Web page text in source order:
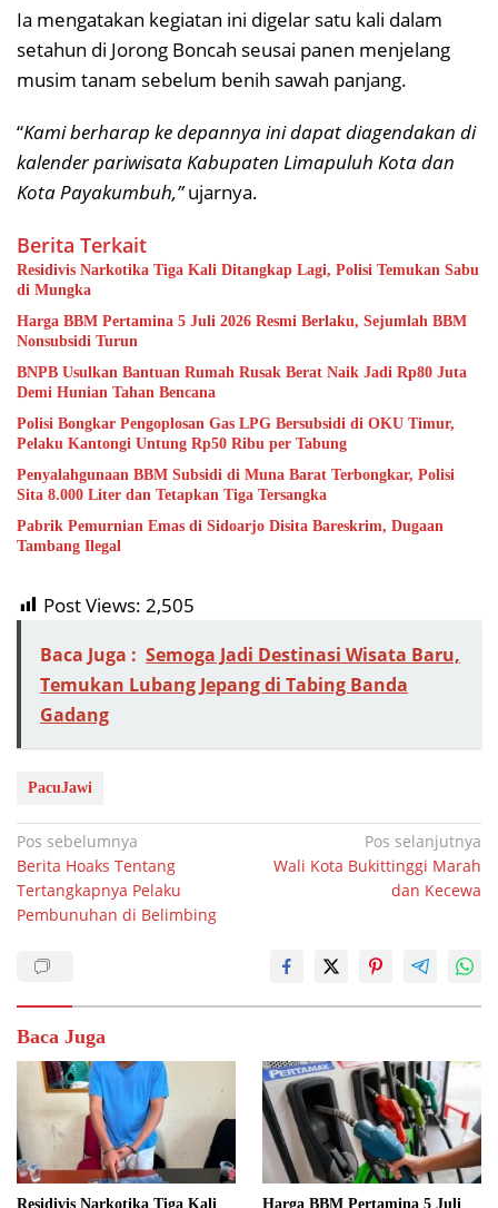
Ia mengatakan kegiatan ini digelar satu kali dalam
setahun di Jorong Boncah seusai panen menjelang
musim tanam sebelum benih sawah panjang.
“Kami berharap ke depannya ini dapat diagendakan di
kalender pariwisata Kabupaten Limapuluh Kota dan
Kota Payakumbuh,”ujarnya.
Berita Terkait
Residivis Narkotika Tiga Kali Ditangkap Lagi, Polisi Temukan Sabu
di Mungka
Harga BBM Pertamina 5 Juli 2026 Resmi Berlaku, Sejumlah BBM
Nonsubsidi Turun
BNPB Usulkan Bantuan Rumah Rusak Berat Naik Jadi Rp80 Juta
Demi Hunian Tahan Bencana
Polisi Bongkar Pengoplosan Gas LPG Bersubsidi di OKU Timur,
Pelaku Kantongi Untung Rp50 Ribu per Tabung
Penyalahgunaan BBM Subsidi di Muna Barat Terbongkar, Polisi
Sita 8.000 Liter dan Tetapkan Tiga Tersangka
Pabrik Pemurnian Emas di Sidoarjo Disita Bareskrim, Dugaan
Tambang Ilegal
Post Views: 2,505
Baca Juga : Semoga Jadi Destinasi Wisata Baru,
Temukan Lubang Jepang di Tabing Banda
Gadang
PacuJawi
Navigasi
pos
Pos sebelumnya
Berita Hoaks Tentang
Tertangkapnya Pelaku
Pembunuhan di Belimbing
Pos selanjutnya
Wali Kota Bukittinggi Marah
dan Kecewa
Baca Juga
Residivis Narkotika Tiga Kali Harga BBM Pertamina 5 Juli